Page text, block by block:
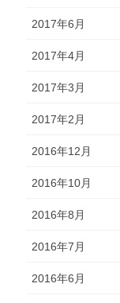
2017年6月
2017年4月
2017年3月
2017年2月
2016年12月
2016年10月
2016年8月
2016年7月
2016年6月